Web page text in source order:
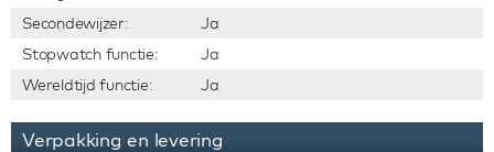
Secondewijzer:
Ja
Stopwatch functie:
Ja
Wereldtijd functie:
Ja
Verpakking en levering